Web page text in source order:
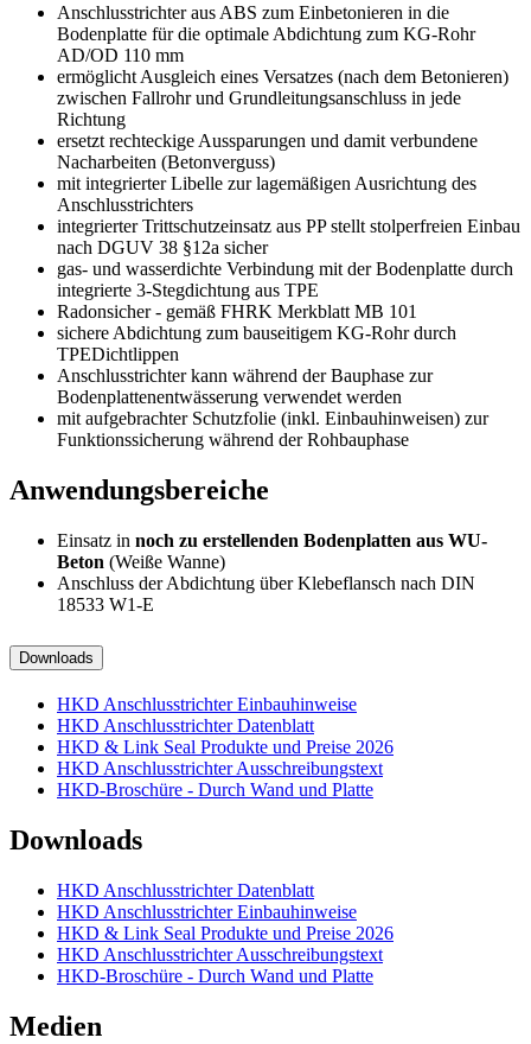
Anschlusstrichter aus ABS zum Einbetonieren in die
Bodenplatte für die optimale Abdichtung zum KG-Rohr
AD/OD 110 mm
ermöglicht Ausgleich eines Versatzes (nach dem Betonieren)
zwischen Fallrohr und Grundleitungsanschluss in jede
Richtung
ersetzt rechteckige Aussparungen und damit verbundene
Nacharbeiten (Betonverguss)
mit integrierter Libelle zur lagemäßigen Ausrichtung des
Anschlusstrichters
integrierter Trittschutzeinsatz aus PP stellt stolperfreien Einbau
nach DGUV 38 §12a sicher
gas- und wasserdichte Verbindung mit der Bodenplatte durch
integrierte 3-Stegdichtung aus TPE
Radonsicher - gemäß FHRK Merkblatt MB 101
sichere Abdichtung zum bauseitigem KG-Rohr durch
TPEDichtlippen
Anschlusstrichter kann während der Bauphase zur
Bodenplattenentwässerung verwendet werden
mit aufgebrachter Schutzfolie (inkl. Einbauhinweisen) zur
Funktionssicherung während der Rohbauphase
Anwendungsbereiche
Einsatz in noch zu erstellenden Bodenplatten aus WU-
Beton (Weiße Wanne)
Anschluss der Abdichtung über Klebeflansch nach DIN
18533 W1-E
Downloads
HKD Anschlusstrichter Einbauhinweise
HKD Anschlusstrichter Datenblatt
HKD & Link Seal Produkte und Preise 2026
HKD Anschlusstrichter Ausschreibungstext
HKD-Broschüre - Durch Wand und Platte
Downloads
HKD Anschlusstrichter Datenblatt
HKD Anschlusstrichter Einbauhinweise
HKD & Link Seal Produkte und Preise 2026
HKD Anschlusstrichter Ausschreibungstext
HKD-Broschüre - Durch Wand und Platte
Medien